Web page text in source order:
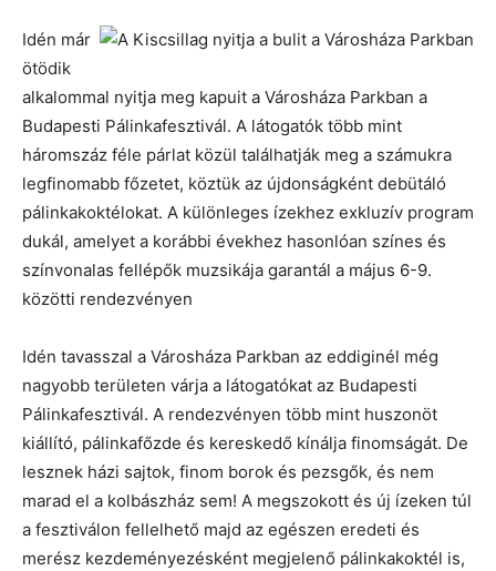
Idén már
ötödik
alkalommal nyitja meg kapuit a Városháza Parkban a
Budapesti Pálinkafesztivál. A látogatók több mint
háromszáz féle párlat közül találhatják meg a számukra
legfinomabb főzetet, köztük az újdonságként debütáló
pálinkakoktélokat. A különleges ízekhez exkluzív program
dukál, amelyet a korábbi évekhez hasonlóan színes és
színvonalas fellépők muzsikája garantál a május 6-9.
közötti rendezvényen
Idén tavasszal a Városháza Parkban az eddiginél még
nagyobb területen várja a látogatókat az Budapesti
Pálinkafesztivál. A rendezvényen több mint huszonöt
kiállító, pálinkafőzde és kereskedő kínálja finomságát. De
lesznek házi sajtok, finom borok és pezsgők, és nem
marad el a kolbászház sem! A megszokott és új ízeken túl
a fesztiválon fellelhető majd az egészen eredeti és
merész kezdeményezésként megjelenő pálinkakoktél is,